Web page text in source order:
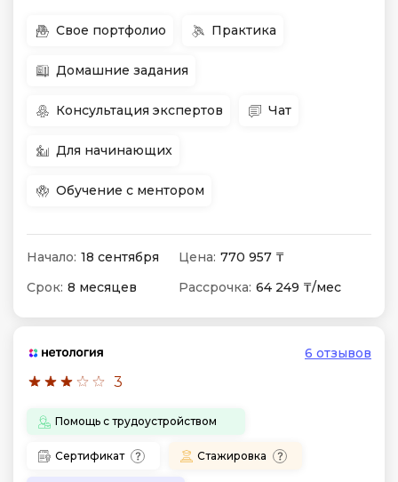
Свое портфолио Практика
Домашние задания
Консультация экспертов Чат
Для начинающих
Обучение с ментором
Начало: 18 сентября Цена: 770 957 ₸
Срок: 8 месяцев Рассрочка: 64 249 ₸/мес
3
6 отзывов
Помощь с трудоустройством
Сертификат Стажировка